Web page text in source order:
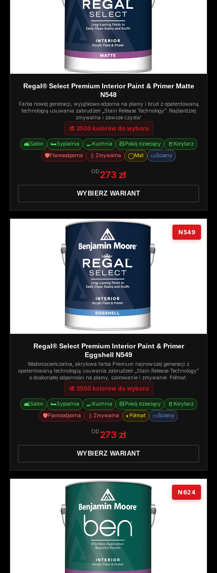
Regal® Select Premium Interior Paint & Primer Matte
N548
Farba nowej generacji, wyjątkowo odporna na plamy i brud z opatentowaną
technologią usuwania zabrudzeń „Stain Release Technology”. Najbardziej
zmywalna i zawsze czysta!
🎨 3500 kolorów do wyboru
🛋️Salon 🛏️Sypialnia 🍳Kuchnia 🧸Pokój dziecięcy 🚪 Korytarz
🛡️Plamoodporna 💧 Zmywalna ◯Mat ▭Ściany
OD 273 zł
WYBIERZ WARIANT
N549
Regal® Select Premium Interior Paint & Primer
Eggshell N549
Wodorozcieńczalna, akrylowa farba Premium najnowszej generacji z
opatentowaną technologią usuwania zabrudzeń „Stain Release Technology”
o doskonałej odporności na plamy, szorowanie i zmywanie. Półmat.
🎨 3500 kolorów do wyboru
🛋️Salon 🛏️Sypialnia 🍳Kuchnia 🧸Pokój dziecięcy 🚪 Korytarz
🛡️Plamoodporna 💧 Zmywalna ◐ Półmat ▭Ściany
OD 273 zł
WYBIERZ WARIANT
N624